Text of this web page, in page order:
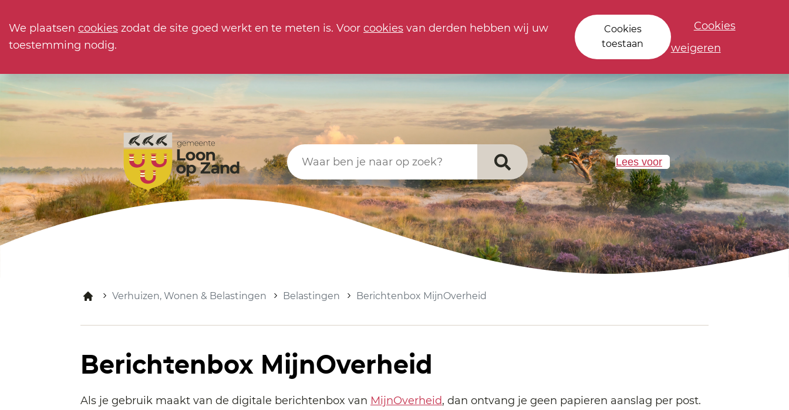
We plaatsen cookies zodat de site goed werkt en te meten is. Voor cookies van derden hebben wij uw
toestemming nodig.
Cookies
toestaan
Cookies
weigeren
Waar ben je naar op zoek?
Lees voor
Verhuizen, Wonen & Belastingen Belastingen Berichtenbox MijnOverheid
Berichtenbox MijnOverheid
Als je gebruik maakt van de digitale berichtenbox van MijnOverheid, dan ontvang je geen papieren aanslag per post.